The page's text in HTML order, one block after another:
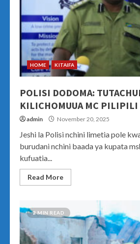
HOME KITAIFA
POLISI DODOMA:
KILICHOMUUA MC PILIPILI
admin November 20, 2025
Jeshi la Polisi nchini limetia pole
burudani nchini baada ya kupata
kufuatia...
Read More
2 MIN READ